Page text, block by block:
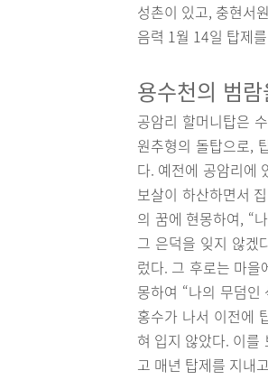
성촌이 있고, 충현서
음력 1월 14일 탑제
용수천의 범
공암리 할머니탑은
원추형의 돌탑으로,
다. 예전에 공암리에
보살이 하산하면서
의 꿈에 현몽하여, “
그 은덕을 잊지 않겠
렀다. 그 후로는 마
몽하여 “나의 무덤
홍수가 나서 이전에
혀 입지 않았다. 이를
고 매년 탑제를 지내